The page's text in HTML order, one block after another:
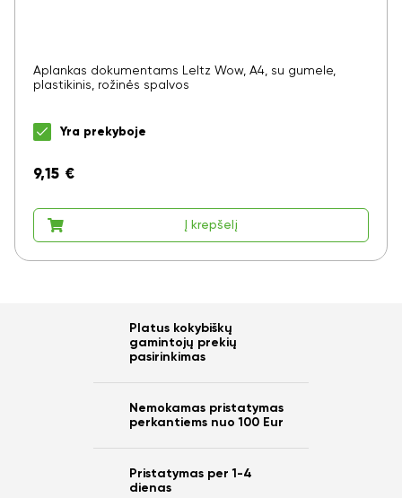
Aplankas dokumentams LeItz Wow, A4, su gumele,
plastikinis, rožinės spalvos
Yra prekyboje
9,15 €
Į krepšelį
Platus kokybiškų
gamintojų prekių
pasirinkimas
Nemokamas pristatymas
perkantiems nuo 100 Eur
Pristatymas per 1-4
dienas